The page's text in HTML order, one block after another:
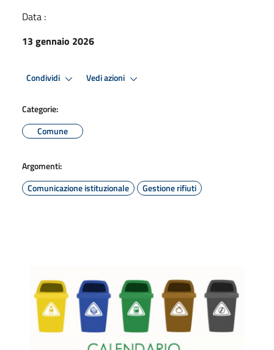
Data :
13 gennaio 2026
Condividi Vedi azioni
Categorie:
Comune
Argomenti:
Comunicazione istituzionale
Gestione rifiuti